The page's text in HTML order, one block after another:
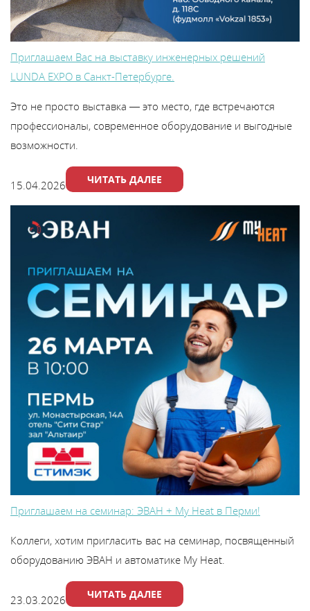
Приглашаем Вас на выставку инженерных решений
LUNDA EXPO в Санкт-Петербурге.
Это не просто выставка — это место, где встречаются
профессионалы, современное оборудование и выгодные
возможности.
15.04.2026 ЧИТАТЬ ДАЛЕЕ
Приглашаем на семинар: ЭВАН + My Heat в Перми!
Коллеги, хотим пригласить вас на семинар, посвященный
оборудованию ЭВАН и автоматике My Heat.
23.03.2026 ЧИТАТЬ ДАЛЕЕ